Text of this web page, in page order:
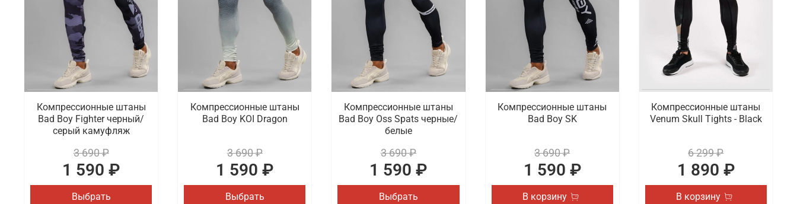
Компрессионные штаны
Bad Boy Fighter черный/
серый камуфляж
3 690 ₽
1 590 ₽
Выбрать
Компрессионные штаны
Bad Boy KOI Dragon
3 690 ₽
1 590 ₽
Выбрать
Компрессионные штаны
Bad Boy Oss Spats черные/
белые
3 690 ₽
1 590 ₽
Выбрать
Компрессионные штаны
Bad Boy SK
3 690 ₽
1 590 ₽
В корзину
Компрессионные штаны
Venum Skull Tights - Black
6 299 ₽
1 890 ₽
В корзину